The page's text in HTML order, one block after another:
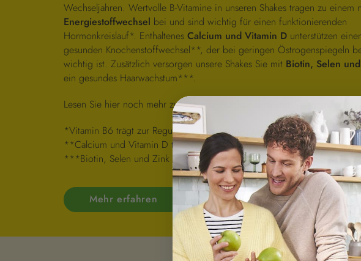
Wechseljahren. Wertvolle B-Vitamine in unseren Shakes tragen zu einem
Energiestoffwechsel bei und sind wichtig für einen funktionierenden
Hormonkreislauf*. Enthaltenes Calcium und Vitamin D unterstützen
gesunden Knochenstoffwechsel**, der bei geringen Östrogenspiegeln
wichtig ist. Zusätzlich versorgen unsere Shakes Sie mit Biotin, Selen
ein gesundes Haarwachstum***.
Lesen Sie hier noch mehr zum Thema Wechseljahre und Menopause.
*Vitamin B6 trägt zur Regulierung der Hormontätigkeit bei
**Calcium und Vitamin D tragen zur Erhaltung normaler Knochen bei
***Biotin, Selen und Zink tragen zur Erhaltung normaler Haare bei
Mehr erfahren